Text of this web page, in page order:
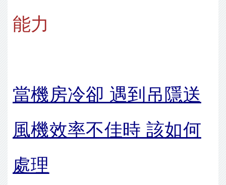
能力
當機房冷卻 遇到吊隱送
風機效率不佳時 該如何
處理